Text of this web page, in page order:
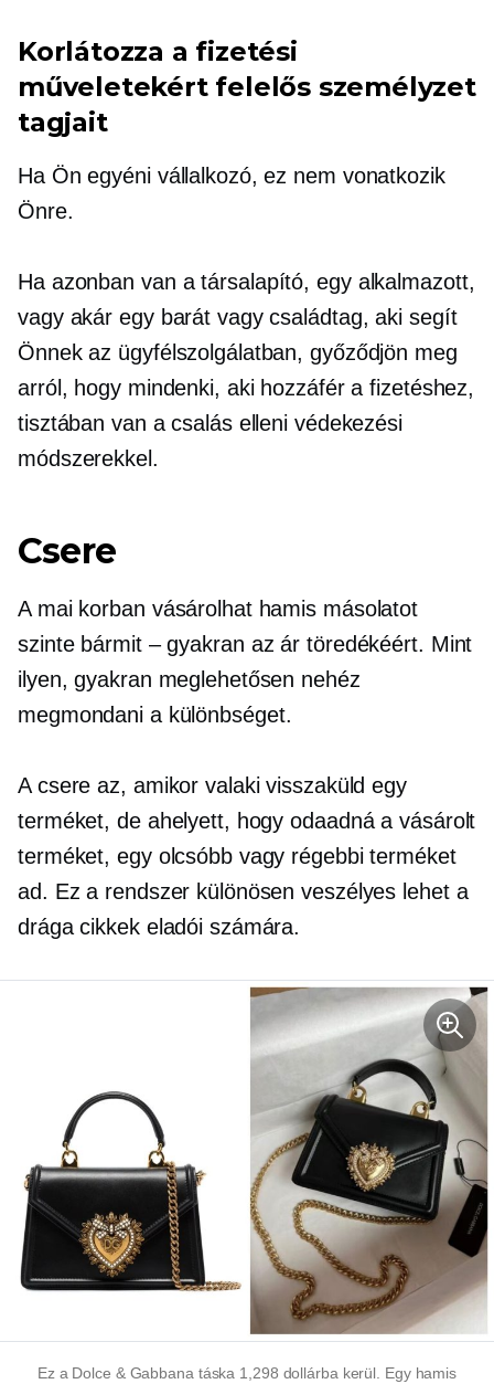
Korlátozza a fizetési
műveletekért felelős személyzet
tagjait
Ha Ön egyéni vállalkozó, ez nem vonatkozik
Önre.
Ha azonban van atársalapító, egy alkalmazott,
vagy akár egy barát vagy családtag, aki segít
Önnek az ügyfélszolgálatban, győződjön meg
arról, hogy mindenki, aki hozzáfér a fizetéshez,
tisztában van a csalás elleni védekezési
módszerekkel.
Csere
A mai korban vásárolhat hamis másolatot
szinte bármit – gyakran az ár töredékéért. Mint
ilyen, gyakran meglehetősen nehéz
megmondani a különbséget.
A csere az, amikor valaki visszaküld egy
terméket, de ahelyett, hogy odaadná a vásárolt
terméket, egy olcsóbb vagy régebbi terméket
ad. Ez a rendszer különösen veszélyes lehet a
drága cikkek eladói számára.
Ez a Dolce & Gabbana táska 1,298 dollárba kerül. Egy hamis